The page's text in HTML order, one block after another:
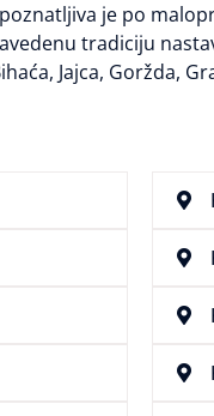
je po
tradiciju
Jajca, Goržda,